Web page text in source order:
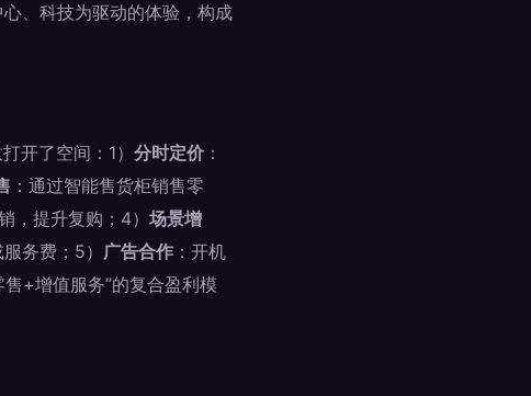
、科技为驱动的体验，构成
开了空间：1） 分时定价 ：
：通过智能售货柜销售零
，提升复购；4） 场景增
务费；5） 广告合作 ：开机
+增值服务”的复合盈利模